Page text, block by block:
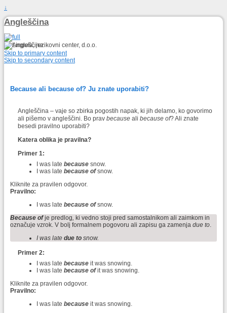
↓
Angleščina
Skip to primary content
Skip to secondary content
Because ali because of? Ju znate uporabiti?
Angleščina – vaje so zbirka pogostih napak, ki jih delamo, ko govorimo
ali pišemo v angleščini. Bo prav because ali because of? Ali znate
besedi pravilno uporabiti?
Katera oblika je pravilna?
Primer 1:
I was late because snow.
I was late because of snow.
Kliknite za pravilen odgovor.
Pravilno:
I was late because ofsnow.
Because ofje predlog, ki vedno stoji pred samostalnikom ali zaimkom in
označuje vzrok. V bolj formalnem pogovoru ali zapisu ga zamenja due to.
I was late due to snow.
Primer 2:
I was late because it was snowing.
I was late because of it was snowing.
Kliknite za pravilen odgovor.
Pravilno:
I was late because it was snowing.